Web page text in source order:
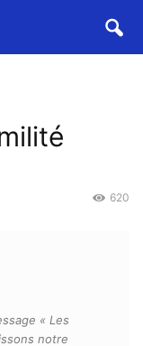
620
« Les
notre